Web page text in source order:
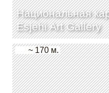
Национальная
Esjehi Art Gallery
~ 170 м.